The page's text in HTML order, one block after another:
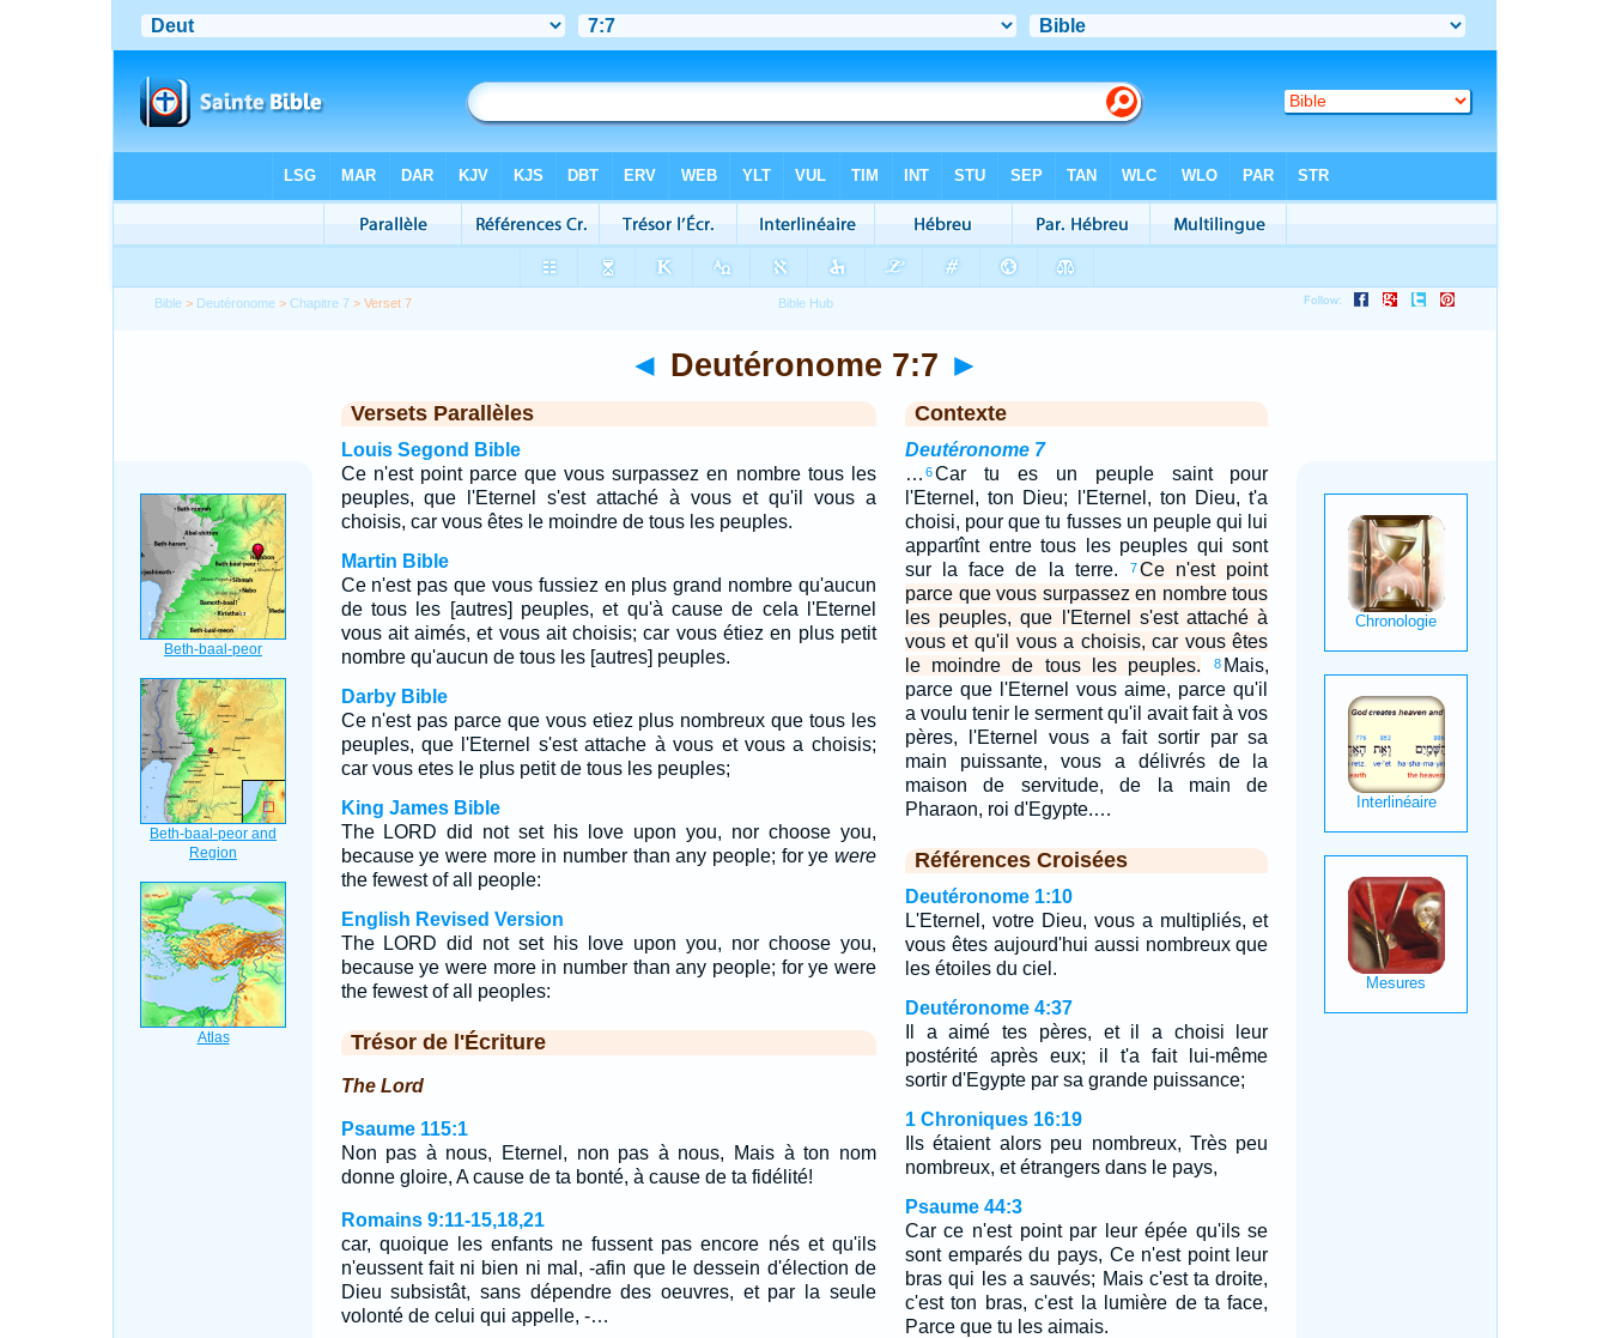
Bible > Deutéronome >Chapitre 7 > Verset 7
◄ Deutéronome 7:7 ►
Versets Parallèles
Louis Segond Bible
Ce n'est point parce que vous surpassez en nombre tous les
peuples, que l'Eternel s'est attaché à vous et qu'il vous a
choisis, car vous êtes le moindre de tous les peuples.
Martin Bible
Ce n'est pas que vous fussiez en plus grand nombre qu'aucun
de tous les [autres] peuples, et qu'à cause de cela l'Eternel
vous ait aimés, et vous ait choisis; car vous étiez en plus petit
nombre qu'aucun de tous les [autres] peuples.
Darby Bible
Ce n'est pas parce que vous etiez plus nombreux que tous les
peuples, que l'Eternel s'est attache à vous et vous a choisis;
car vous etes le plus petit de tous les peuples;
King James Bible
The LORD did not set his love upon you, nor choose you,
because ye were more in number than any people; for ye were
the fewest of all people:
English Revised Version
The LORD did not set his love upon you, nor choose you,
because ye were more in number than any people; for ye were
the fewest of all peoples:
Trésor de l'Écriture
The Lord
Psaume 115:1
Non pas à nous, Eternel, non pas à nous, Mais à ton nom
donne gloire, A cause de ta bonté, à cause de ta fidélité!
Romains 9:11-15,18,21
car, quoique les enfants ne fussent pas encore nés et qu'ils
n'eussent fait ni bien ni mal, -afin que le dessein d'élection de
Dieu subsistât, sans dépendre des oeuvres, et par la seule
volonté de celui qui appelle, -…
Contexte
Deutéronome 7
… 6Car tu es un peuple saint pour
l'Eternel, ton Dieu; l'Eternel, ton Dieu, t'a
choisi, pour que tu fusses un peuple qui lui
appartînt entre tous les peuples qui sont
sur la face de la terre.
7Ce n'est point
parce que vous surpassez en nombre tous
les peuples, que l'Eternel s'est attaché à
vous et qu'il vous a choisis, car vous êtes
le moindre de tous les peuples.
8 Mais,
parce que l'Eternel vous aime, parce qu'il
a voulu tenir le serment qu'il avait fait à vos
pères, l'Eternel vous a fait sortir par sa
main puissante, vous a délivrés de la
maison de servitude, de la main de
Pharaon, roi d'Egypte.…
Références Croisées
Deutéronome 1:10
L'Eternel, votre Dieu, vous a multipliés, et
vous êtes aujourd'hui aussi nombreux que
les étoiles du ciel.
Deutéronome 4:37
Il a aimé tes pères, et il a choisi leur
postérité après eux; il t'a fait lui-même
sortir d'Egypte par sa grande puissance;
1 Chroniques 16:19
Ils étaient alors peu nombreux, Très peu
nombreux, et étrangers dans le pays,
Psaume 44:3
Car ce n'est point par leur épée qu'ils se
sont emparés du pays, Ce n'est point leur
bras qui les a sauvés; Mais c'est ta droite,
c'est ton bras, c'est la lumière de ta face,
Parce que tu les aimais.